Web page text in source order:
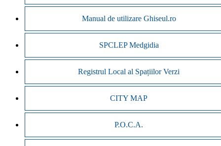
Manual de utilizare Ghiseul.ro
SPCLEP Medgidia
Registrul Local al Spațiilor Verzi
CITY MAP
P.O.C.A.